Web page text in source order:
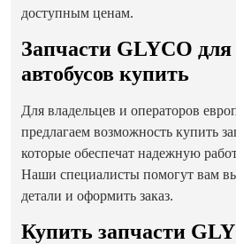
доступным ценам.
Запчасти GLYCO
автобусов купить
Для владельцев и операторов
предлагаем возможность купить
которые обеспечат надежную
Наши специалисты помогут вам
детали и оформить заказ.
Купить запчасти